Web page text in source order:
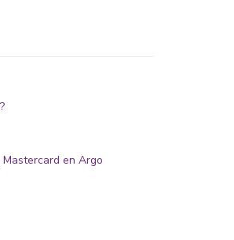
en Argo